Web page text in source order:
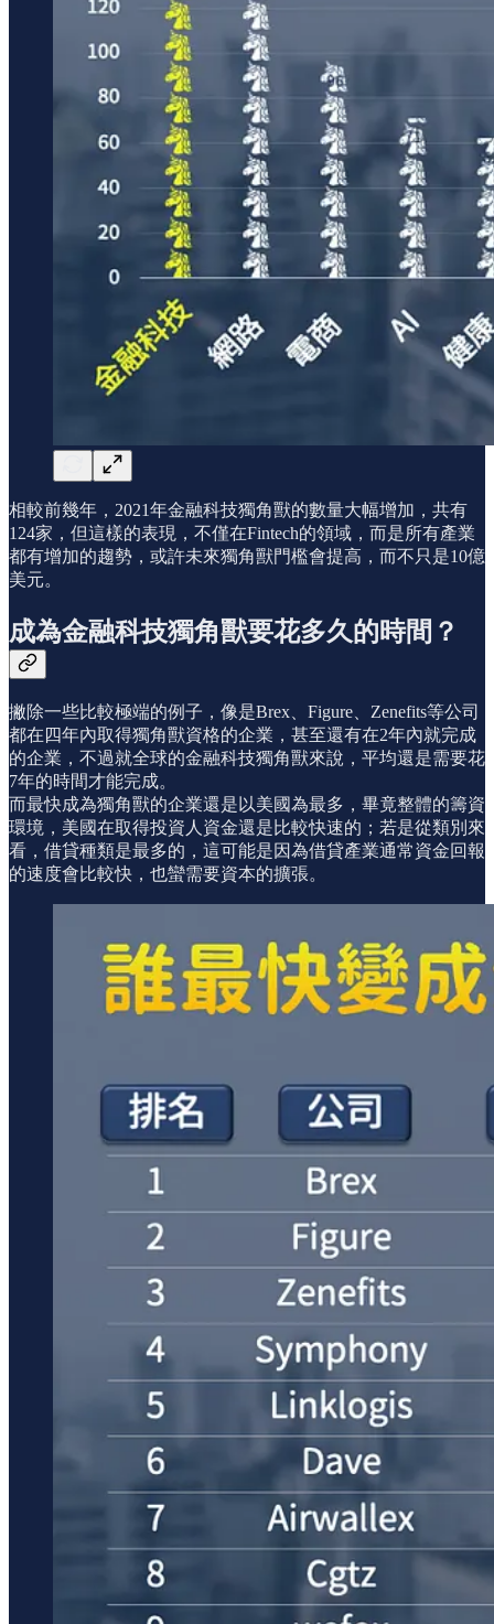
相較前幾年，2021年金融科技獨角獸的數量大幅增加，共有
124家，但這樣的表現，不僅在Fintech的領域，而是所有產業
都有增加的趨勢，或許未來獨角獸門檻會提高，而不只是10億
美元。
成為金融科技獨角獸要花多久的時間？
撇除一些比較極端的例子，像是Brex、Figure、Zenefits等公司
都在四年內取得獨角獸資格的企業，甚至還有在2年內就完成
的企業，不過就全球的金融科技獨角獸來說，平均還是需要花
7年的時間才能完成。
而最快成為獨角獸的企業還是以美國為最多，畢竟整體的籌資
環境，美國在取得投資人資金還是比較快速的；若是從類別來
看，借貸種類是最多的，這可能是因為借貸產業通常資金回報
的速度會比較快，也蠻需要資本的擴張。